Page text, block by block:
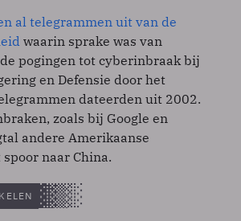
al telegrammen uit van de
waarin sprake was van
pogingen tot cyberinbraak bij
en Defensie door het
dateerden uit 2002.
zoals bij Google en
andere Amerikaanse
naar China.